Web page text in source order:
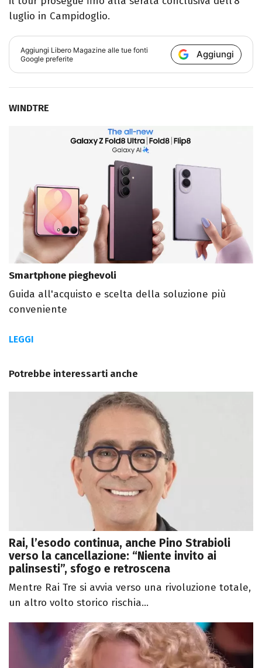
luglio in Campidoglio.
Aggiungi Libero Magazine alle tue fonti
Google preferite
Aggiungi
WINDTRE
Smartphone pieghevoli
Guida all'acquisto e scelta della soluzione più
conveniente
LEGGI
Potrebbe interessarti anche
Rai, l’esodo continua, anche Pino Strabioli
verso la cancellazione: “Niente invito ai
palinsesti”, sfogo e retroscena
Mentre Rai Tre si avvia verso una rivoluzione totale,
un altro volto storico rischia...